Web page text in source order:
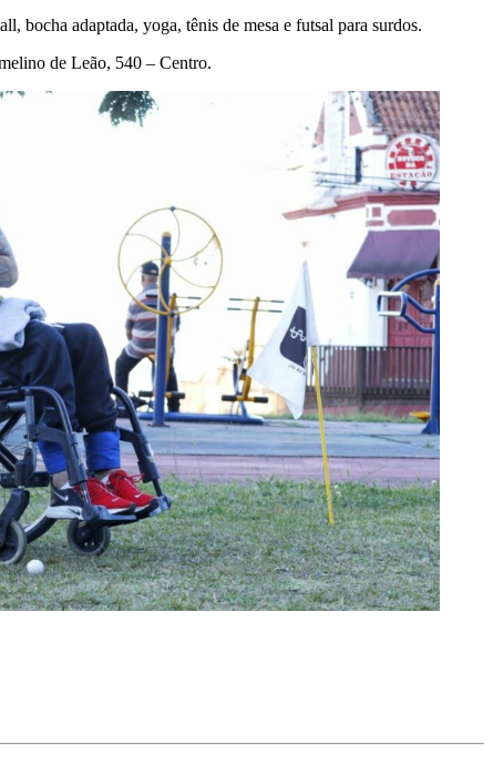
bocha adaptada, yoga, tênis de mesa e futsal para surdos.
de Leão, 540 – Centro.